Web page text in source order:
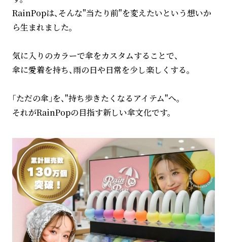
RainPopは、そんな"当たり前"を変えたいという想いか
ら生まれました。
気に入りのカラーで傘をカスタムすることで、
傘に愛着を持ち、雨の日や日常を少し楽しくする。
「ただの傘」を、"持ち歩きたくなるアイテム"へ。
それがRainPopの目指す新しい傘文化です。